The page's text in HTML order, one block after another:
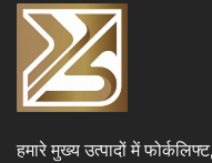
हमारे मुख्य उत्पादों में